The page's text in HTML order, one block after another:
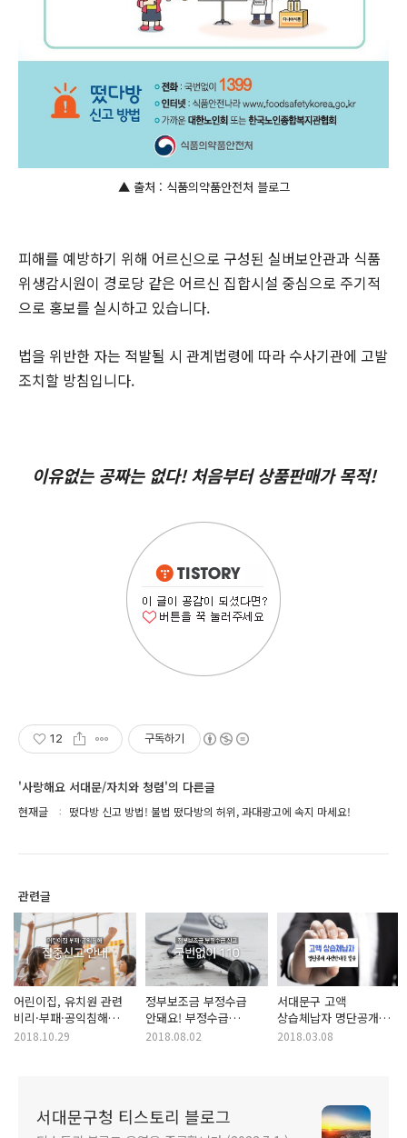
▲ 출처 : 식품의약품안전처 블로그
피해를 예방하기 위해 어르신으로 구성된 실버보안관과 식품
위생감시원이 경로당 같은 어르신 집합시설 중심으로 주기적
으로 홍보를 실시하고 있습니다.
법을 위반한 자는 적발될 시 관계법령에 따라 수사기관에 고발
조치할 방침입니다.
이유없는 공짜는 없다! 처음부터 상품판매가 목적!
12 구독하기
'사랑해요 서대문/자치와 청렴'의 다른글
현재글 떴다방 신고 방법! 불법 떴다방의 허위, 과대광고에 속지 마세요!
관련글
어린이집, 유치원 관련
비리·부패·공익침해
집중신고 안내!
2018.10.29
정부보조금 부정수급
안돼요! 부정수급
신고하고 포상금도
2018.08.02
서대문구 고액
상습체납자 명단공개
사전안내문 발송!
2018.03.08
서대문구청 티스토리 블로그